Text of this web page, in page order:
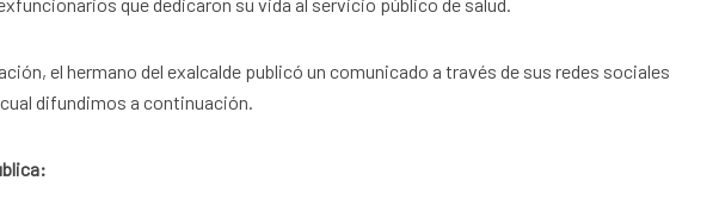
el hermano del exalcalde publicó un comunicado a través de sus redes sociales
difundimos a continuación.